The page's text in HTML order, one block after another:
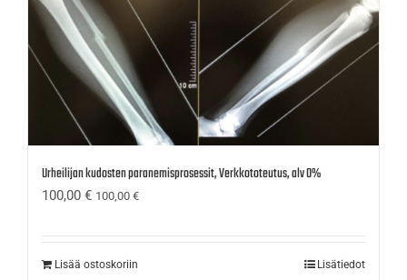
Urheilijan kudosten paranemisprosessit, Verkkototeutus, alv 0%
100,00 € 100,00 €
Lisää ostoskoriin Lisätiedot